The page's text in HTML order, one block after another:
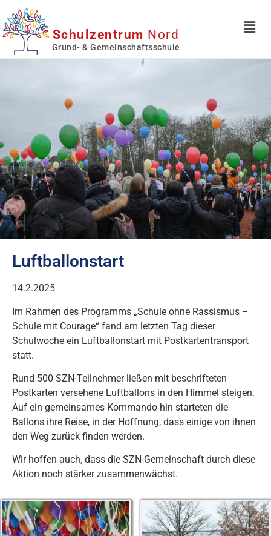
Schulzentrum Nord
Grund- & Gemeinschaftsschule
Luftballonstart
14.2.2025
Im Rahmen des Programms „Schule ohne Rassismus –
Schule mit Courage“ fand am letzten Tag dieser
Schulwoche ein Luftballonstart mit Postkartentransport
statt.
Rund 500 SZN-Teilnehmer ließen mit beschrifteten
Postkarten versehene Luftballons in den Himmel steigen.
Auf ein gemeinsames Kommando hin starteten die
Ballons ihre Reise, in der Hoffnung, dass einige von ihnen
den Weg zurück finden werden.
Wir hoffen auch, dass die SZN-Gemeinschaft durch diese
Aktion noch stärker zusammenwächst.